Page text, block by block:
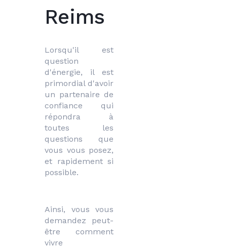
Reims
Lorsqu'il est
question
d'énergie, il est
primordial d'avoir
un partenaire de
confiance qui
répondra à
toutes les
questions que
vous vous posez,
et rapidement si
possible.
Ainsi, vous vous
demandez peut-
être comment
vivre